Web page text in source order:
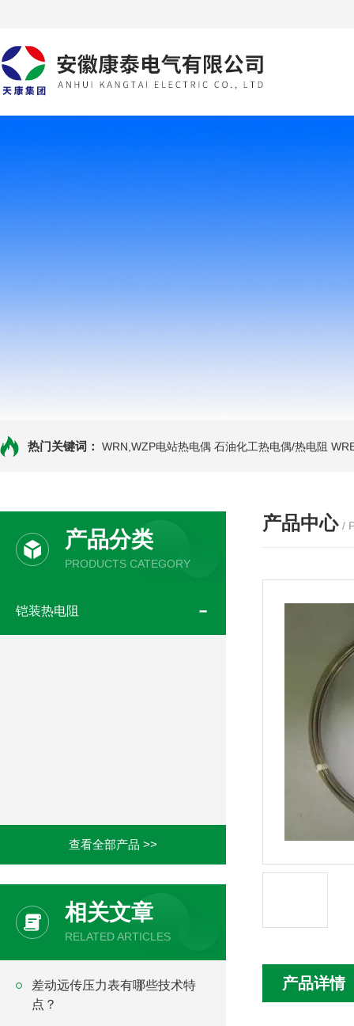
热门关键词： WRN,WZP电站热电偶 石油化工热电偶/热电阻
产品分类
PRODUCTS CATEGORY
铠装热电阻
查看全部产品 >>
相关文章
RELATED ARTICLES
差动远传压力表有哪些技术特
点？
产品中心 /
产品详情